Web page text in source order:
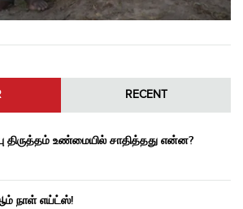
RECENT
திருத்தம் உண்மையில் சாதித்தது என்ன?
நாள் எய்ட்ஸ்!